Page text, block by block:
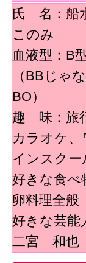
氏 名：船
このみ
血液型：B
（BBじゃ
BO）
趣 味：旅
カラオケ、
インスクー
好きな食べ
卵料理全般
好きな芸能
二宮 和也